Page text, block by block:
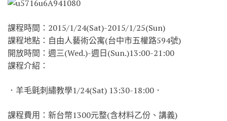
課程時間：2015/1/24(Sat)-2015/1/25(Sun)
課程地點：自由人藝術公寓(台中市五權路594號)
開放時間：週三(Wed.)-週日(Sun.)13:00-21:00
課程介紹：
．羊毛氈刺繡教學1/24(Sat) 13:30-18:00．
課程費用：新台幣1300元整(含材料乙份、講義)